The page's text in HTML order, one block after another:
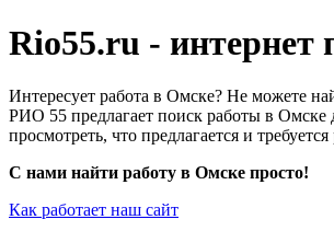
Rio55.ru - интернет
Интересует работа в Омске? Не можете
РИО 55 предлагает поиск работы в Омске
просмотреть, что предлагается и
С нами найти работу в Омске просто!
Как работает наш сайт